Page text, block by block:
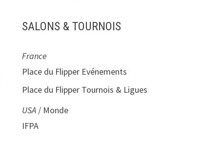
SALONS & TOURNOIS
France
Place du Flipper Evénements
Place du Flipper Tournois & Ligues
USA/ Monde
IFPA